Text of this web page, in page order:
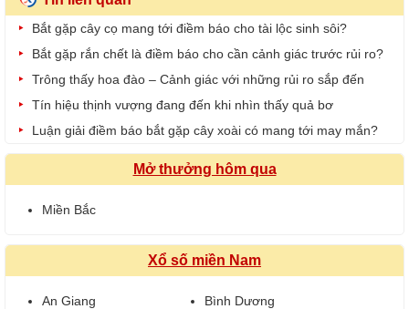
Bắt gặp cây cọ mang tới điềm báo cho tài lộc sinh sôi?
Bắt gặp rắn chết là điềm báo cho cần cảnh giác trước rủi ro?
Trông thấy hoa đào – Cảnh giác với những rủi ro sắp đến
Tín hiệu thịnh vượng đang đến khi nhìn thấy quả bơ
Luận giải điềm báo bắt gặp cây xoài có mang tới may mắn?
Mở thưởng hôm qua
Miền Bắc
Xổ số miền Nam
An Giang
Bình Dương